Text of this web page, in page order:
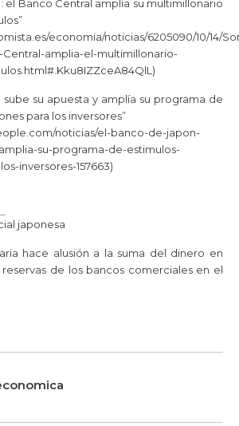
el Banco Central amplía su multimillonario
economia/noticias/6205090/10/14/
amplia-el-multimillonario-
sube su apuesta y amplía su programa de
para los inversores”
noticias/el-banco-de-japon-
su-programa-de-estimulos-
inversores-157663)
japonesa
hace alusión a la suma del dinero en
de los bancos comerciales en el